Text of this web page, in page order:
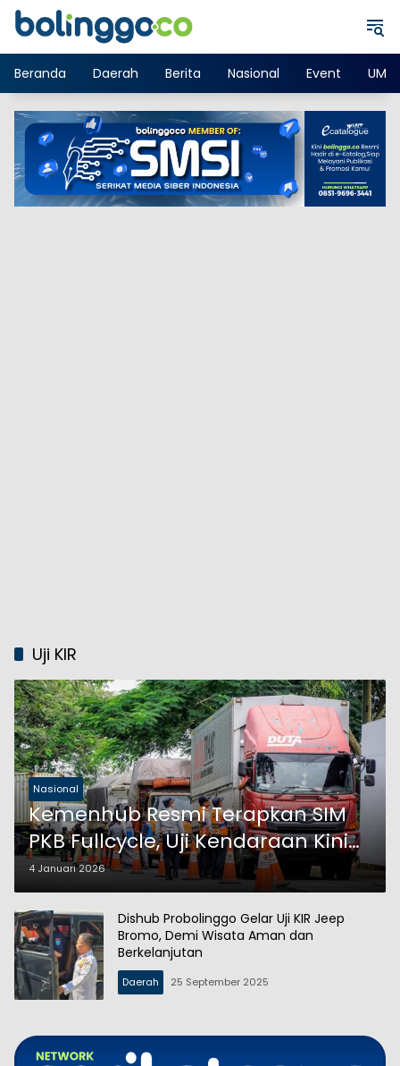
Langsung
Beranda
Daerah Berita Nasional Event
Uji KIR
Nasional
Kemenhub Resmi Terapkan SIM
PKB Fullcycle, Uji Kendaraan Kini
Terintegrasi Nasional
4 Januari 2026
Dishub Probolinggo Gelar Uji KIR Jeep
Bromo, Demi Wisata Aman dan
Berkelanjutan
Daerah 25 September 2025